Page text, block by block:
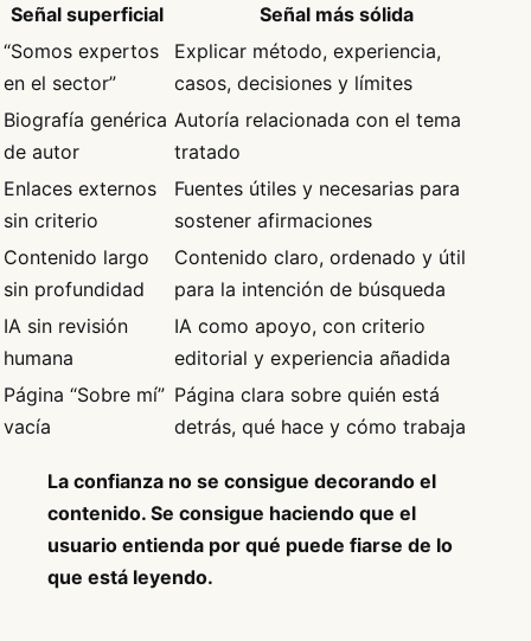
Señal superficial
Señal más sólida
“Somos expertos
en el sector”
Explicar método, experiencia,
casos, decisiones y límites
Biografía genérica
de autor
Autoría relacionada con el tema
tratado
Enlaces externos
sin criterio
Fuentes útiles y necesarias para
sostener afirmaciones
Contenido largo
sin profundidad
Contenido claro, ordenado y útil
para la intención de búsqueda
IA sin revisión
humana
IA como apoyo, con criterio
editorial y experiencia añadida
Página “Sobre mí”
vacía
Página clara sobre quién está
detrás, qué hace y cómo trabaja
La confianza no se consigue decorando el
contenido. Se consigue haciendo que el
usuario entienda por qué puede fiarse de lo
que está leyendo.